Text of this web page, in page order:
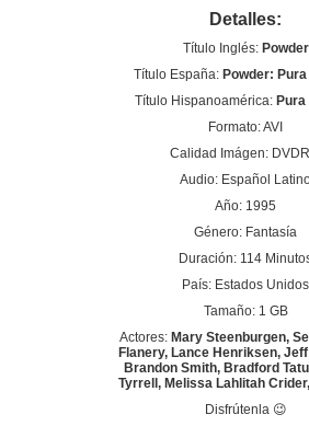
Detalles:
Título Inglés: Powder
Título España: Powder:
Título Hispanoamérica:
Formato: AVI
Calidad Imágen:
Audio: Español
Año: 1995
Género: Fantasía
Duración: 114
País: Estados Unidos
Tamaño: 1 GB
Actores: Mary Steenburgen,
Flanery, Lance Henriksen,
Brandon Smith, Bradford
Tyrrell, Melissa Lahlitah
Disfrútenla 😉